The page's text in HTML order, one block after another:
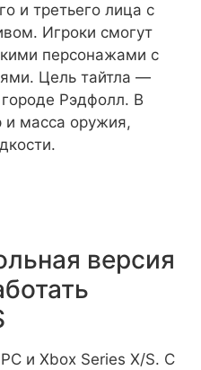
и третьего лица с
Игроки смогут
персонажами с
Цель тайтла —
Рэдфолл. В
и масса оружия,
версия
и Xbox Series X/S. С